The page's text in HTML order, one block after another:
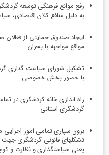
رفع موانع فرهنگی توسعه
به دلیل منافع کلان اقتصادی،
ایجاد صندوق حمایتی از
مواقع مواجهه با بحران
تشکیل شورای سیاست گذاری
با حضور بخش خصوصی
راه اندازی خانه گردشگری در
گردشگری استانی
برون سپاری تمامی امور اجرایی
تشکلهای قانونی گردشگری جهت
یعنی سیاستگذاری و نظارت و